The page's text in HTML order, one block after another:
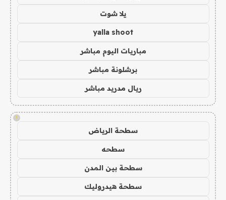
يلا شوت
yalla shoot
مباريات اليوم مباشر
برشلونة مباشر
ريال مدريد مباشر
!
سطحة الرياض
سطحه
سطحة بين المدن
سطحة هيدروليك